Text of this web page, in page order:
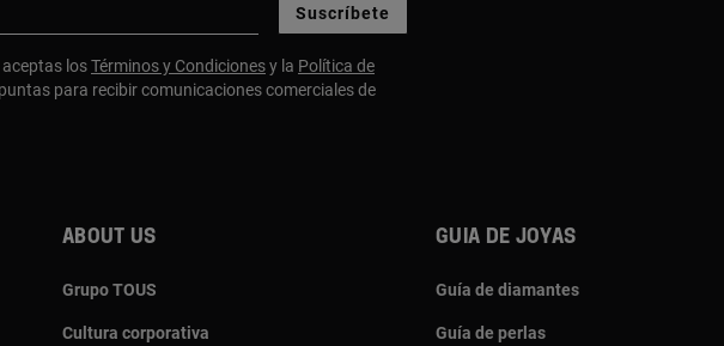
Suscríbete
aceptas losTérminos y Condicionesy la Política de
para recibir comunicaciones comerciales de
About us
Grupo TOUS
Cultura corporativa
Guia de joyas
Guía de diamantes
Guía de perlas